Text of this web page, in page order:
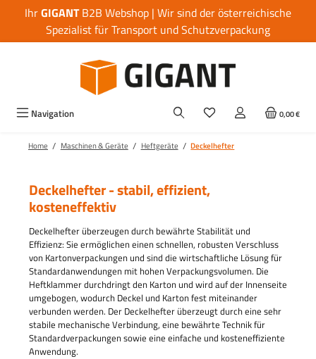
Zum Hauptinhalt springen
IhrGIGANTB2B Webshop | Wir sind der österreichische
Spezialist für Transport und Schutzverpackung
Navigation 0,00 €
Home / Maschinen & Geräte / Heftgeräte / Deckelhefter
Deckelhefter - stabil, effizient,
kosteneffektiv
Deckelhefter überzeugen durch bewährte Stabilität und
Effizienz: Sie ermöglichen einen schnellen, robusten Verschluss
von Kartonverpackungen und sind die wirtschaftliche Lösung für
Standardanwendungen mit hohen Verpackungsvolumen. Die
Heftklammer durchdringt den Karton und wird auf der Innenseite
umgebogen, wodurch Deckel und Karton fest miteinander
verbunden werden. Der Deckelhefter überzeugt durch eine sehr
stabile mechanische Verbindung, eine bewährte Technik für
Standardverpackungen sowie eine einfache und kosteneffiziente
Anwendung.